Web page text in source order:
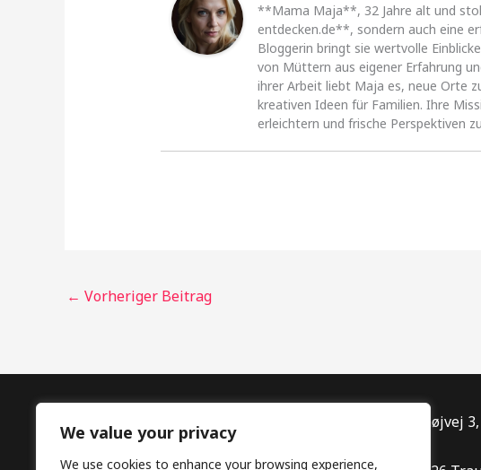
We value your privacy
We use cookies to enhance your browsing experience,
**Mama Maja**, 32 Jahre alt und
entdecken.de**, sondern auch eine
Bloggerin bringt sie wertvolle
von Müttern aus eigener Erfahrung
ihrer Arbeit liebt Maja es, neue Orte
kreativen Ideen für Familien. Ihre
erleichtern und frische Perspektiven
← Vorheriger Beitrag
FP Design, Solhøjvej